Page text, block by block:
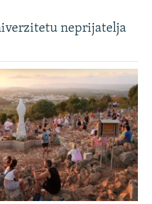
neprijatelja